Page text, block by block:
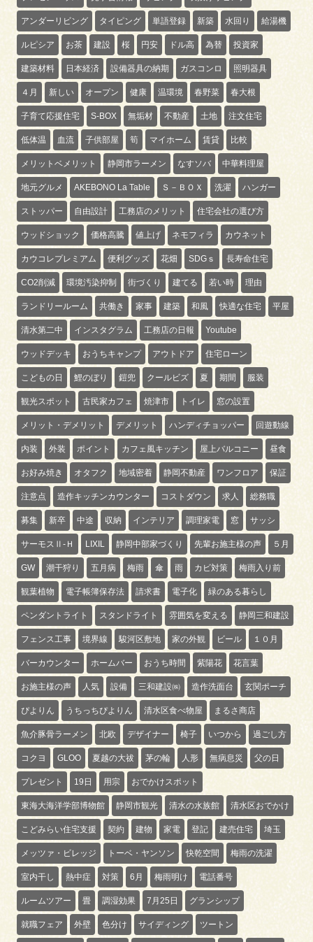
アンダーリビング タイピング 単語登録 新築 水回り 給湯機
ルピシア お茶 建設 桜 円安 ドル高 為替 投資家
建築材料 日本経済 設備器具の納期 ガスコンロ 照明器具
４月 新しい オープン 健康 温環境 春野菜 春大根
子育て応援住宅 S-BOX 無垢材 不動産 土地 注文住宅
低体温 血流 子供部屋 筍 マイホーム 賃貸 比較
メリットベメリット 静岡市ラーメン なすソバ 中華料理屋
地元グルメ AKEBONO La Table Ｓ－ＢＯＸ 洗濯 ハンガー
ストッパー 自由設計 工務店のメリット 住宅会社の選び方
ウッドショック 価格高騰 値上げ ネモフィラ カウネット
カウコレプレミアム 便利グッズ 花畑 SDGｓ 長寿命住宅
CO2削減 環境汚染抑制 街づくり 建てる 若い時 理由
ランドリールーム 共働き 家事 建築 和風 快適な住宅 平屋
清水第二中 インスタグラム 工務店の日報 Youtube
ウッドデッキ おうちキャンプ アウトドア 住宅ローン
こどもの日 鯉のぼり 鎧兜 クールビズ 夏 期間 服装
観光スポット 古民家カフェ 焼津市 トイレ 窓の設置
メリット・デメリット デメリット ハンディチョッパー 回遊動線
内装 外装 ポイント カフェ風キッチン 屋上バルコニー 昼食
お好み焼き オタフク 地域密着 静岡不動産 ワンフロア 保証
注意点 造作キッチンカウンター コストダウン 求人 総務職
募集 新卒 中途 収納 インテリア 調理家電 窓 サッシ
サーモスⅡ-Ｈ LIXIL 静岡中部家づくり 先輩お施主様の声 ５月
GW 潮干狩り 五月病 梅雨 傘 雨 カビ対策 梅雨入り前
観葉植物 電子帳簿保存法 請求書 電子化 緑のある暮らし
ペンダントライト スタンドライト 雰囲気を変える 静岡三和建設
フェンス工事 境界線 駿河区敷地 家の外観 ビール １０月
バーカウンター ホームバー おうち時間 紫陽花 花言葉
お施主様の声 人気 設備 三和建設㈱ 造作洗面台 玄関ポーチ
ぴよりん うちっちぴよりん 清水区食べ物屋 まるさ商店
魚介豚骨ラーメン 北欧 デザイナー 椅子 いつから 過ごし方
コクヨ GLOO 夏越の大祓 茅の輪 人形 無病息災 父の日
プレゼント 19日 用宗 おでかけスポット
東海大海洋学部博物館 静岡市観光 清水の水族館 清水区おでかけ
こどみらい住宅支援 契約 建物 家電 登記 建売住宅 埼玉
メッツァ・ビレッジ トーベ・ヤンソン 快乾空間 梅雨の洗濯
室内干し 熱中症 対策 6月 梅雨明け 電話番号
ルームツアー 畳 調湿効果 7月25日 グランシップ
就職フェア 外壁 色分け サイディング ツートン